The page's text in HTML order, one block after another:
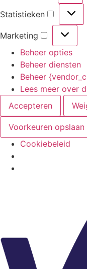
Statistieken
Marketing
Beheer opties
Beheer diensten
Beheer
Lees meer over
Accepteren
Voorkeuren opslaan
Cookiebeleid